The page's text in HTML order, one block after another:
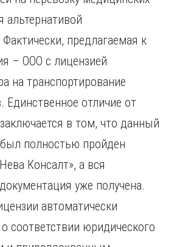
Челны
Улан-Удэ
Уфа
Хабаровск
Ч
Чебоксары
Челябинск
Чита
Я
Ярославль
альтернативой
предлагаемая к
– ООО с лицензией
на транспортирование
Единственное отличие от
в том, что данный
полностью пройден
Консалт», а вся
уже получена.
автоматически
соответствии юридического